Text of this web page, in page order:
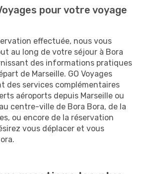
pour votre voyage
effectuée, nous vous
au long de votre séjour à Bora
des informations pratiques
de Marseille. GO Voyages
des services complémentaires
aéroports depuis Marseille ou
centre-ville de Bora Bora, de la
ou encore de la réservation
vous déplacer et vous